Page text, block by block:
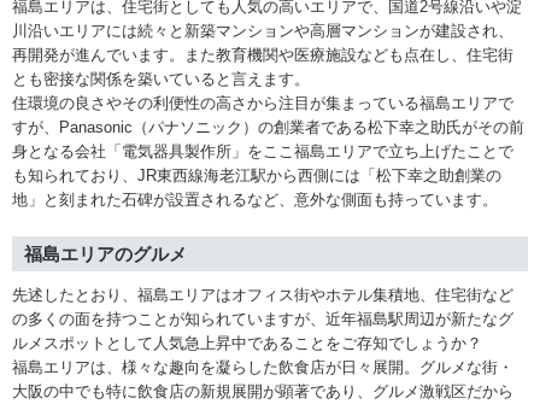
福島エリアは、住宅街としても人気の高いエリアで、国道2号線沿いや淀
川沿いエリアには続々と新築マンションや高層マンションが建設され、
再開発が進んでいます。また教育機関や医療施設なども点在し、住宅街
とも密接な関係を築いていると言えます。
住環境の良さやその利便性の高さから注目が集まっている福島エリアで
すが、Panasonic（パナソニック）の創業者である松下幸之助氏がその前
身となる会社「電気器具製作所」をここ福島エリアで立ち上げたことで
も知られており、JR東西線海老江駅から西側には「松下幸之助創業の
地」と刻まれた石碑が設置されるなど、意外な側面も持っています。
福島エリアのグルメ
先述したとおり、福島エリアはオフィス街やホテル集積地、住宅街など
の多くの面を持つことが知られていますが、近年福島駅周辺が新たなグ
ルメスポットとして人気急上昇中であることをご存知でしょうか？
福島エリアは、様々な趣向を凝らした飲食店が日々展開。グルメな街・
大阪の中でも特に飲食店の新規展開が顕著であり、グルメ激戦区だから